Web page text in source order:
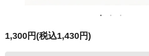
1,300円(税込1,430円)